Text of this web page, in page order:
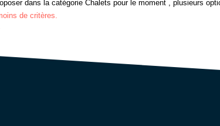
dans la catégorie Chalets pour le moment , plusieurs
de critères.